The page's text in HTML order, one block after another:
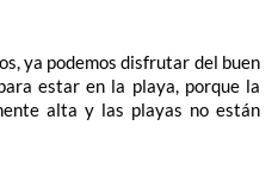
ya podemos disfrutar del buen
estar en la playa, porque la
alta y las playas no están